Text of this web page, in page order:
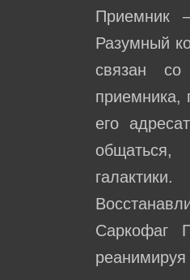
Приемник
Разумный
связан
приемника,
его
галактики.
Саркофаг